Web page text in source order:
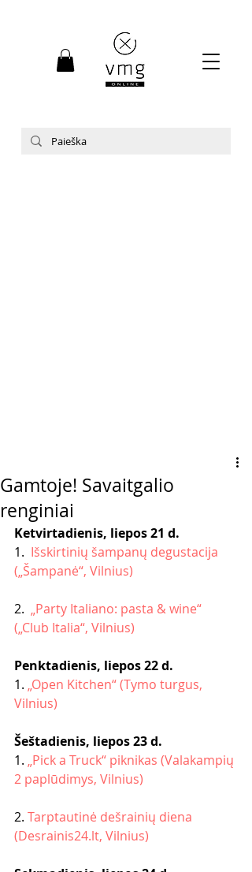
Gamtoje! Savaitgalio
renginiai
Ketvirtadienis, liepos 21 d.
1. Išskirtinių šampanų degustacija
(„Šampanė“, Vilnius)
2. „Party Italiano: pasta & wine“
(„Club Italia“, Vilnius)
Penktadienis, liepos 22 d.
1. „Open Kitchen“ (Tymo turgus,
Vilnius)
Šeštadienis, liepos 23 d.
1. „Pick a Truck“ piknikas (Valakampių
2 paplūdimys, Vilnius)
2. Tarptautinė dešrainių diena
(Desrainis24.lt, Vilnius)